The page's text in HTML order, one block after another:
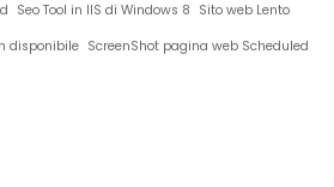
Seo Tool in IIS di Windows 8 Sito web Lento
disponibile ScreenShot pagina web Scheduled